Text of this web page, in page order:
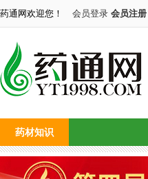
药通网欢迎您！ 会员登录 会员注册
药材知识